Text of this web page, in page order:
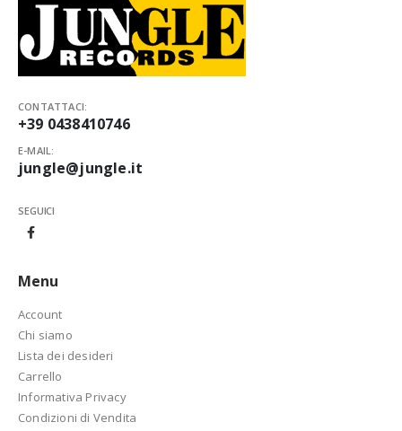
CONTATTACI:
+39 0438410746
E-MAIL:
jungle@jungle.it
SEGUICI
Menu
Account
Chi siamo
Lista dei desideri
Carrello
Informativa Privacy
Condizioni di Vendita